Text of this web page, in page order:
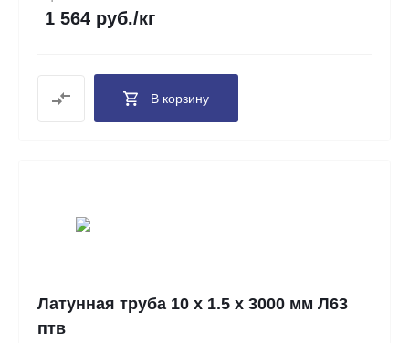
1 564 руб./кг
В корзину
Латунная труба 10 х 1.5 х 3000 мм Л63
птв